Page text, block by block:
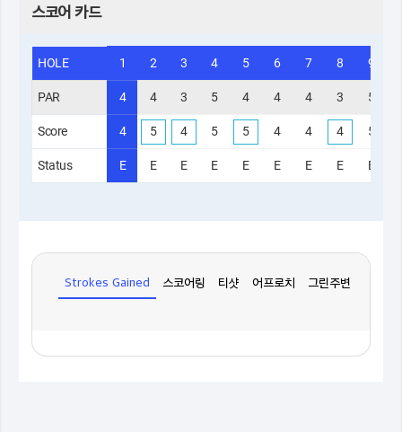
스코어 카드
HOLE 1 2 3 4 5 6 7 8 9
PAR 4 4 3 5 4 4 4 3 5
Score 4 5 4 5 5 4 4 4 5
Status E E E E E E E E E
Strokes Gained 스코어링 티샷 어프로치 그린주변